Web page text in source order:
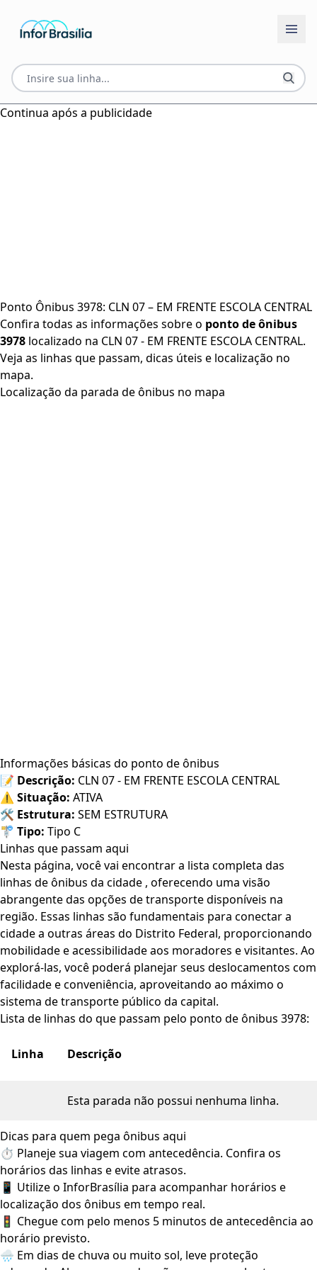
Continua após a publicidade
Ponto Ônibus 3978: CLN 07 – EM FRENTE ESCOLA CENTRAL
Confira todas as informações sobre o ponto de ônibus
3978 localizado na CLN 07 - EM FRENTE ESCOLA CENTRAL.
Veja as linhas que passam, dicas úteis e localização no
mapa.
Localização da parada de ônibus no mapa
Informações básicas do ponto de ônibus
📝 Descrição: CLN 07 - EM FRENTE ESCOLA CENTRAL
⚠️ Situação: ATIVA
🛠️ Estrutura: SEM ESTRUTURA
🚏 Tipo: Tipo C
Linhas que passam aqui
Nesta página, você vai encontrar a lista completa das
linhas de ônibus da cidade , oferecendo uma visão
abrangente das opções de transporte disponíveis na
região. Essas linhas são fundamentais para conectar a
cidade a outras áreas do Distrito Federal, proporcionando
mobilidade e acessibilidade aos moradores e visitantes. Ao
explorá-las, você poderá planejar seus deslocamentos com
facilidade e conveniência, aproveitando ao máximo o
sistema de transporte público da capital.
Lista de linhas do que passam pelo ponto de ônibus 3978:
Linha Descrição
Esta parada não possui nenhuma linha.
Dicas para quem pega ônibus aqui
⏱️ Planeje sua viagem com antecedência. Confira os
horários das linhas e evite atrasos.
📱 Utilize o InforBrasília para acompanhar horários e
localização dos ônibus em tempo real.
🚦 Chegue com pelo menos 5 minutos de antecedência ao
horário previsto.
🌧️ Em dias de chuva ou muito sol, leve proteção